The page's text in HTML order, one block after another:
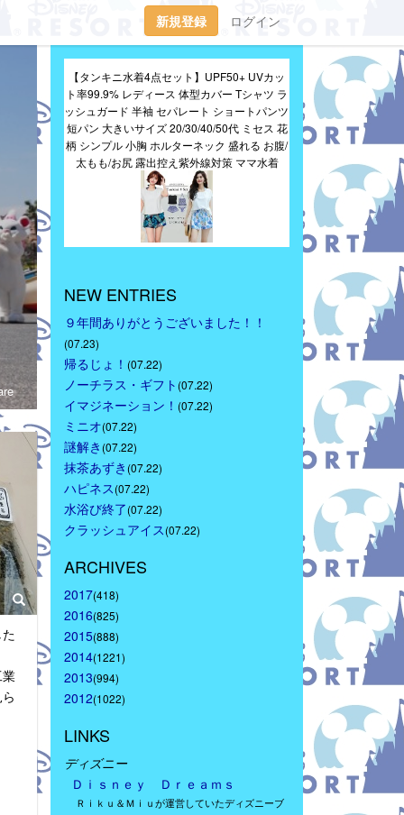
新規登録 ログイン
【タンキニ水着4点セット】UPF50+ UVカッ
ト率99.9% レディース 体型カバー Tシャツ ラ
ッシュガード 半袖 セパレート ショートパンツ
短パン 大きいサイズ 20/30/40/50代 ミセス 花
柄 シンプル 小胸 ホルターネック 盛れる お腹/
太もも/お尻 露出控え紫外線対策 ママ水着
NEW ENTRIES
９年間ありがとうございました！！
(07.23)
帰るじょ！ (07.22)
ノーチラス・ギフト(07.22)
イマジネーション！ (07.22)
ミニオ(07.22)
謎解き(07.22)
抹茶あずき(07.22)
ハピネス(07.22)
水浴び終了(07.22)
クラッシュアイス(07.22)
ARCHIVES
2017(418)
2016(825)
2015(888)
2014(1221)
2013(994)
2012(1022)
LINKS
ディズニー
Ｄｉｓｎｅｙ　Ｄｒｅａｍｓ
Ｒｉｋｕ＆Ｍｉｕが運営していたディズニーブ